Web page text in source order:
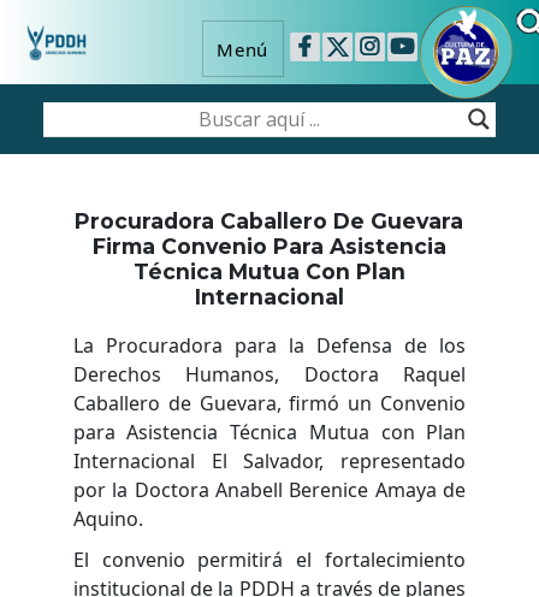
Menú
Procuradora Caballero De Guevara
Firma Convenio Para Asistencia
Técnica Mutua Con Plan
Internacional
La Procuradora para la Defensa de los
Derechos Humanos, Doctora Raquel
Caballero de Guevara, firmó un Convenio
para Asistencia Técnica Mutua con Plan
Internacional El Salvador, representado
por la Doctora Anabell Berenice Amaya de
Aquino.
El convenio permitirá el fortalecimiento
institucional de la PDDH a través de planes